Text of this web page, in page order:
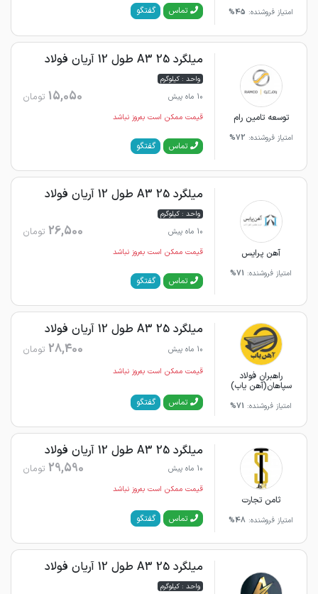
امتیاز فروشنده: 45% تماس گفتگو
توسعه تامین رام
امتیاز فروشنده: 72%
میلگرد 25 A3 طول 12 آریان فولاد
واحد : کیلوگرم
10 ماه پیش
15,050 تومان
قیمت ممکن است به‌روز نباشد
تماس گفتگو
آهن پرایس
امتیاز فروشنده: 71%
میلگرد 25 A3 طول 12 آریان فولاد
واحد : کیلوگرم
10 ماه پیش
26,500 تومان
قیمت ممکن است به‌روز نباشد
تماس گفتگو
راهبران فولاد
سپاهان(آهن یاب)
امتیاز فروشنده: 71%
میلگرد 25 A3 طول 12 آریان فولاد
10 ماه پیش 28,400 تومان
قیمت ممکن است به‌روز نباشد
تماس گفتگو
ثامن تجارت
امتیاز فروشنده: 48%
میلگرد 25 A3 طول 12 آریان فولاد
10 ماه پیش 29,590 تومان
قیمت ممکن است به‌روز نباشد
تماس گفتگو
میلگرد 25 A3 طول 12 آریان فولاد
واحد : کیلوگرم